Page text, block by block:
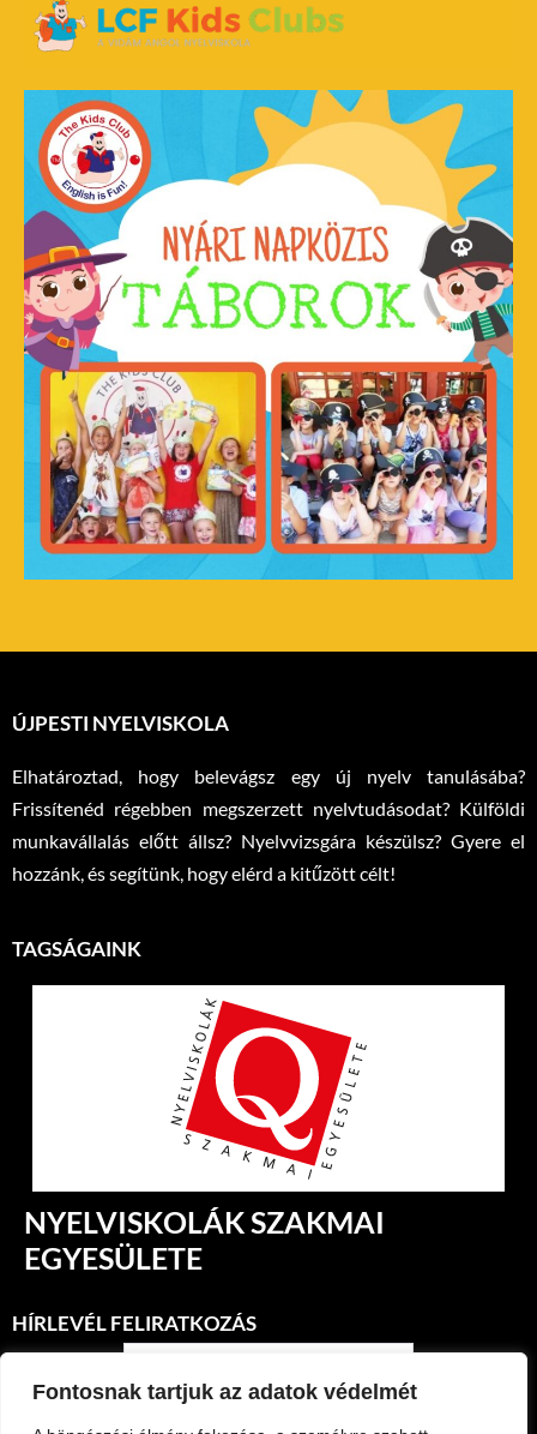
Fontosnak tartjuk az adatok védelmét
ÚJPESTI NYELVISKOLA
Elhatároztad, hogy belevágsz egy új nyelv tanulásába?
Frissítenéd régebben megszerzett nyelvtudásodat? Külföldi
munkavállalás előtt állsz? Nyelvvizsgára készülsz? Gyere el
hozzánk, és segítünk, hogy elérd a kitűzött célt!
TAGSÁGAINK
NYELVISKOLÁK SZAKMAI
EGYESÜLETE
HÍRLEVÉL FELIRATKOZÁS